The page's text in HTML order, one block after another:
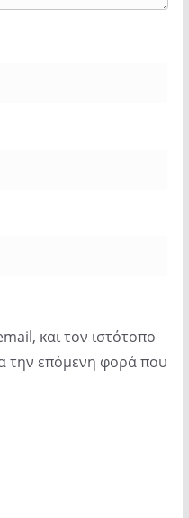
και τον ιστότοπο
την επόμενη φορά που